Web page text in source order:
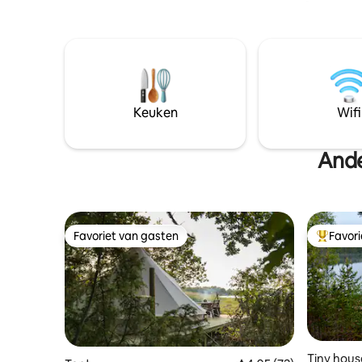
handdoeken).
keuken
auto's. Door de grootste dagbladen van
Zweden
Keuken Wifi
Favoriet van gasten
Favoriet van gasten
Tiny